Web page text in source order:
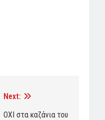
Next:
ΟΧΙ στα καζάνια του